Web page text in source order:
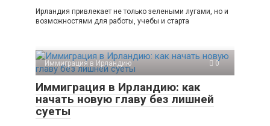
Ирландия привлекает не только зелеными лугами, но и
возможностями для работы, учебы и старта
Иммиграция в Ирландию 0
Иммиграция в Ирландию: как
начать новую главу без лишней
суеты